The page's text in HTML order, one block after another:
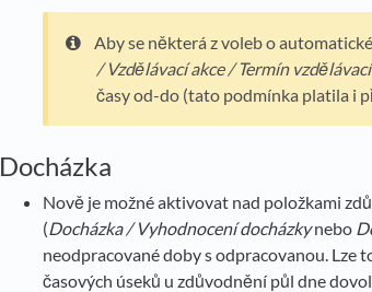
Aby se některá z voleb o
/ Vzdělávací akce / Termín vzdělávací
časy od-do (tato podmínka platila i
Docházka
Nově je možné aktivovat nad položkami
(Docházka / Vyhodnocení docházkynebo
neodpracované doby s odpracovanou. Lze
časových úseků u zdůvodnění půl dne